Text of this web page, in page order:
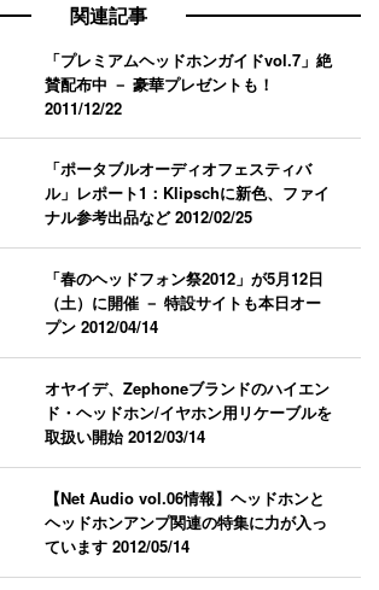
関連記事
「プレミアムヘッドホンガイドvol.7」絶
賛配布中 － 豪華プレゼントも！
2011/12/22
「ポータブルオーディオフェスティバ
ル」レポート1：Klipschに新色、ファイ
ナル参考出品など2012/02/25
「春のヘッドフォン祭2012」が5月12日
（土）に開催 － 特設サイトも本日オー
プン2012/04/14
オヤイデ、Zephoneブランドのハイエン
ド・ヘッドホン/イヤホン用リケーブルを
取扱い開始2012/03/14
【Net Audio vol.06情報】ヘッドホンと
ヘッドホンアンプ関連の特集に力が入っ
ています2012/05/14